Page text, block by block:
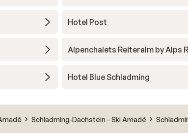
Hotel Post
Alpenchalets Reiteralm by Alps
Hotel Blue Schladming
Schladming-Dachstein - Ski Amadé